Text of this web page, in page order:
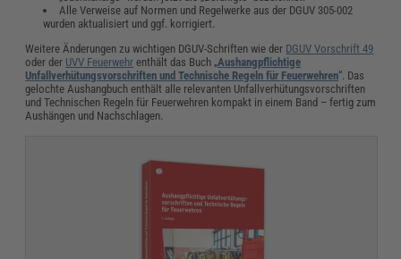
Alle Verweise auf Normen und Regelwerke aus der DGUV 305-002
wurden aktualisiert und ggf. korrigiert.
Weitere Änderungen zu wichtigen DGUV-Schriften wie der DGUV Vorschrift 49
oder der UVV Feuerwehr enthält das Buch „Aushangpflichtige
Unfallverhütungsvorschriften und Technische Regeln für Feuerwehren“. Das
gelochte Aushangbuch enthält alle relevanten Unfallverhütungsvorschriften
und Technischen Regeln für Feuerwehren kompakt in einem Band – fertig zum
Aushängen und Nachschlagen.